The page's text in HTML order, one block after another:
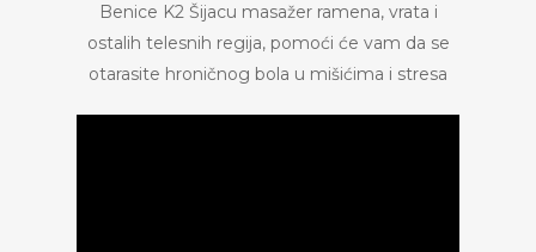
Benice K2 Šijacu masažer ramena, vrata i
ostalih telesnih regija, pomoći će vam da se
otarasite hroničnog bola u mišićima i stresa